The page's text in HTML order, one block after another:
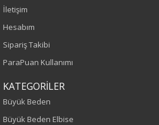
İlkbahar-Yaz
Yetişkin
Kalıp
Büyük Beden
İletişim
Hesabım
Sipariş Takibi
ParaPuan Kullanımı
KATEGORİLER
Büyük Beden
Büyük Beden Elbise